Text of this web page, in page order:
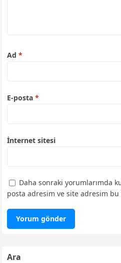
Ad*
E-posta*
İnternet sitesi
Daha sonraki yorumlarımda
posta adresim ve site adresim bu
Ara